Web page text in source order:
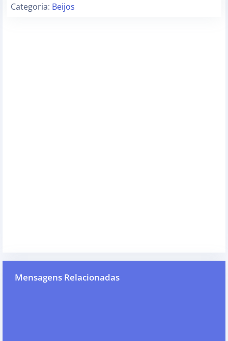
Categoria: Beijos
Mensagens Relacionadas